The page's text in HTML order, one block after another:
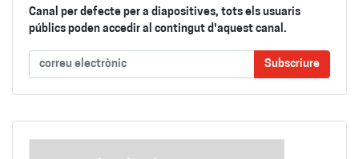
Canal per defecte per a diapositives, tots els usuaris
públics poden accedir al contingut d'aquest canal.
Subscriure